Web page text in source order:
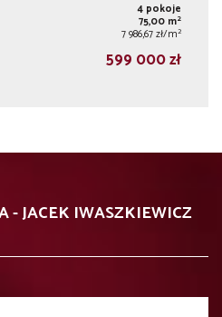
4 pokoje
75,00 m2
7 986,67 zł/m2
599 000 zł
- JACEK IWASZKIEWICZ